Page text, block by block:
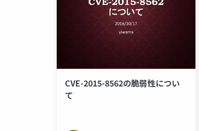
CVE-2015-8562の脆弱性につい
て